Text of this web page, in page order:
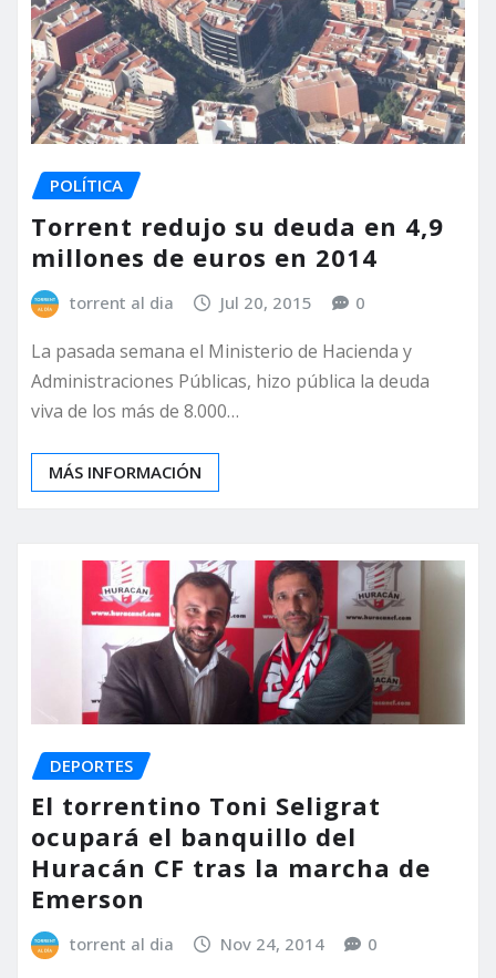
POLÍTICA
Torrent redujo su deuda en 4,9
millones de euros en 2014
torrent al dia Jul 20, 2015 0
La pasada semana el Ministerio de Hacienda y
Administraciones Públicas, hizo pública la deuda
viva de los más de 8.000…
MÁS INFORMACIÓN
DEPORTES
El torrentino Toni Seligrat
ocupará el banquillo del
Huracán CF tras la marcha de
Emerson
torrent al dia Nov 24, 2014 0